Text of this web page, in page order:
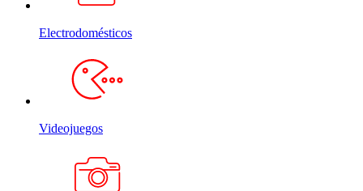
Electrodomésticos
Videojuegos